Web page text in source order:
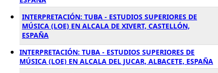
INTERPRETACIÓN: TUBA - ESTUDIOS SUPERIORES DE
MÚSICA (LOE) EN ALCALA DE XIVERT, CASTELLÓN,
ESPAÑA
INTERPRETACIÓN: TUBA - ESTUDIOS SUPERIORES DE
MÚSICA (LOE) EN ALCALA DEL JUCAR, ALBACETE, ESPAÑA